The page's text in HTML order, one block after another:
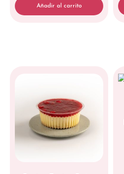
Añadir al carrito